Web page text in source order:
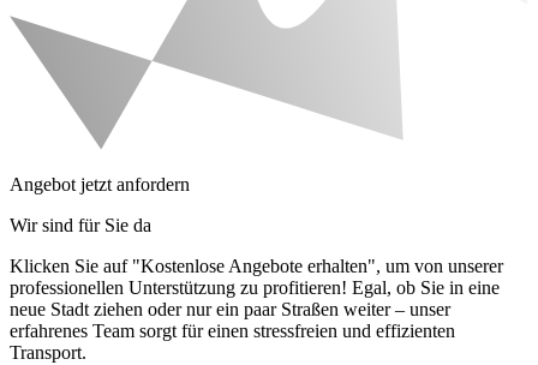
Angebot jetzt anfordern
Wir sind für Sie da
Klicken Sie auf "Kostenlose Angebote erhalten", um von unserer
professionellen Unterstützung zu profitieren! Egal, ob Sie in eine
neue Stadt ziehen oder nur ein paar Straßen weiter – unser
erfahrenes Team sorgt für einen stressfreien und effizienten
Transport.